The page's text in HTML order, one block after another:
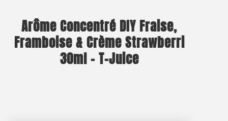
Arôme Concentré DIY Fraise,
Framboise & Crème Strawberri
30ml – T-Juice